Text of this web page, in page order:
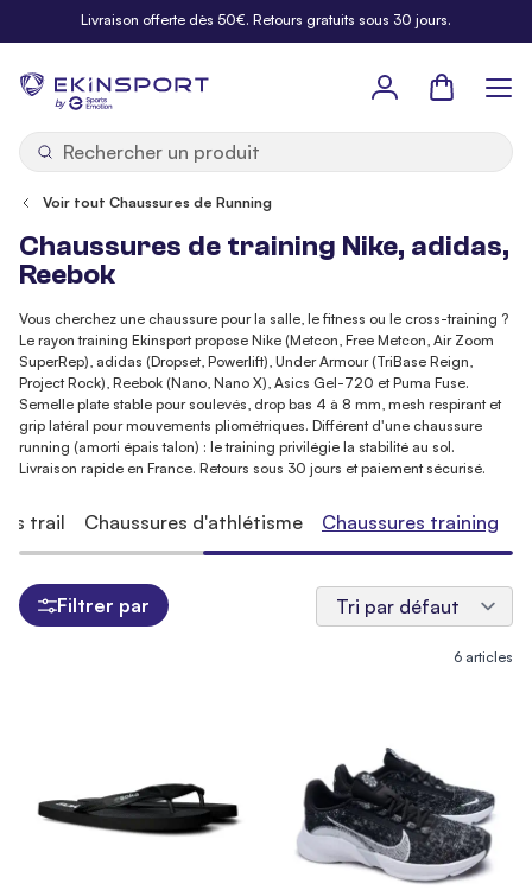
Allez au contenuLivraison offerte dès 50€. Retours gratuits sous 30 jours.
by
Panier
Voir tout Chaussures de Running
Chaussures de training Nike, adidas,
Reebok
Vous cherchez une chaussure pour la salle, le fitness ou le cross-training ?
Le rayon training Ekinsport propose Nike (Metcon, Free Metcon, Air Zoom
SuperRep), adidas (Dropset, Powerlift), Under Armour (TriBase Reign,
Project Rock), Reebok (Nano, Nano X), Asics Gel-720 et Puma Fuse.
Semelle plate stable pour soulevés, drop bas 4 à 8 mm, mesh respirant et
grip latéral pour mouvements pliométriques. Différent d'une chaussure
running (amorti épais talon) : le training privilégie la stabilité au sol.
Livraison rapide en France. Retours sous 30 jours et paiement sécurisé.
6 articles
trail Chaussures d'athlétisme Chaussures training
Filtrer par